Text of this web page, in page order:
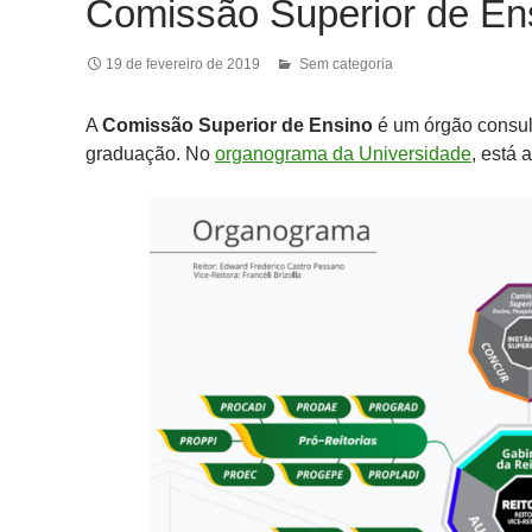
Comissão Superior de
19 de fevereiro de 2019 Sem categoria
A Comissão Superior de Ensino é um órgão
graduação. No organograma da Universidade, está